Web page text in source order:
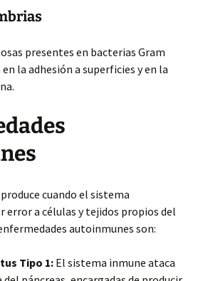
presentes en bacterias Gram
la adhesión a superficies y en la
cuando el sistema
error a células y tejidos propios del
autoinmunes son:
Tipo 1: El sistema inmune ataca